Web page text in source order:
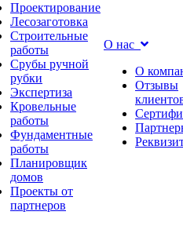
Проектирование
Лесозаготовка
Строительные
работы
Срубы ручной
рубки
Экспертиза
Кровельные
работы
Фундаментные
работы
Планировщик
домов
Проекты от
партнеров
О нас
О
Отзывы